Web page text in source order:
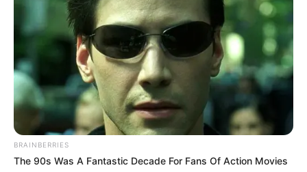
BRAINBERRIES
The 90s Was A Fantastic Decade For Fans Of Action Movies